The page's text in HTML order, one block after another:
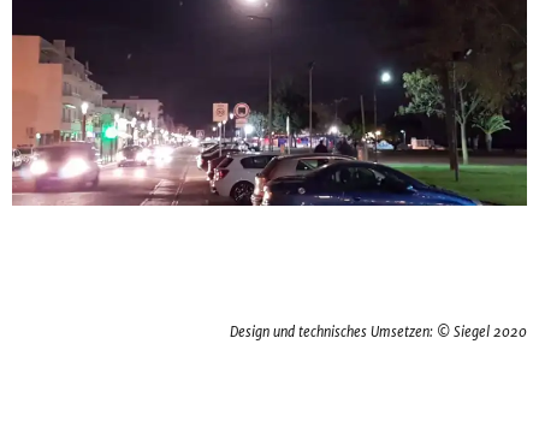
Design und technisches Umsetzen: © Siegel 2020